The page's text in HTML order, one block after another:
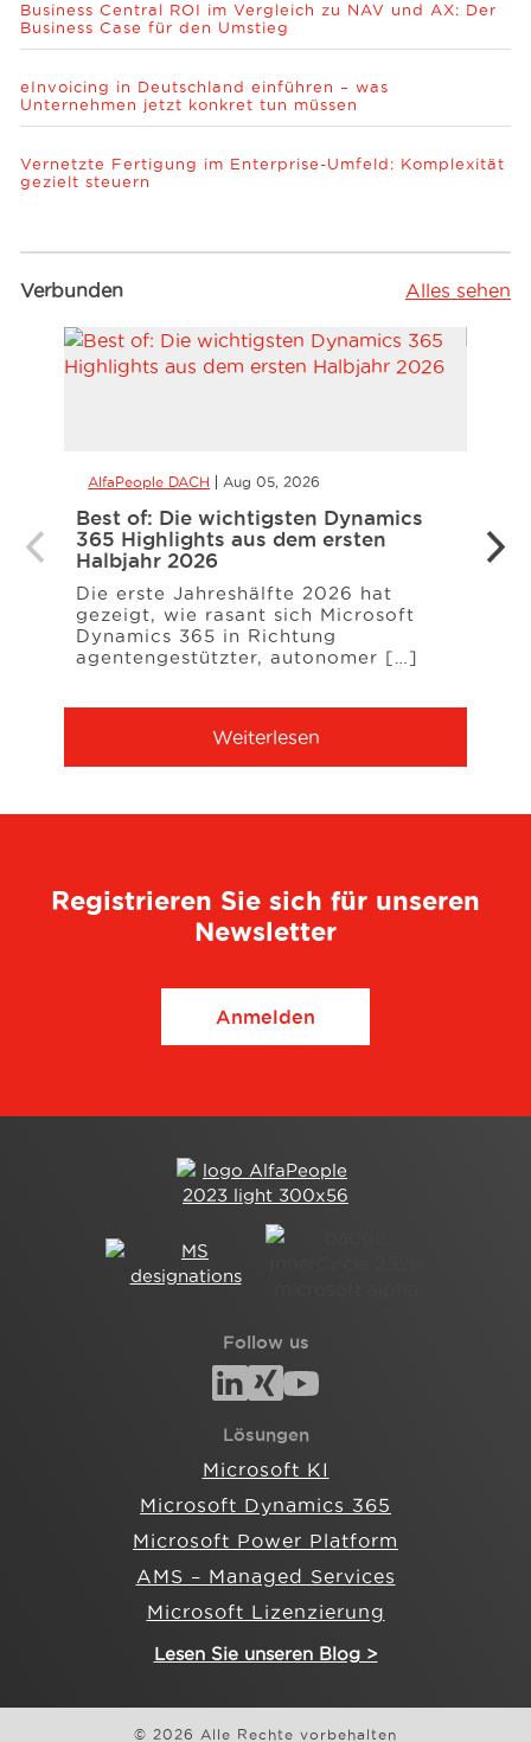
Business Central ROI im Vergleich zu NAV und AX: Der
Business Case für den Umstieg
eInvoicing in Deutschland einführen – was
Unternehmen jetzt konkret tun müssen
Vernetzte Fertigung im Enterprise-Umfeld: Komplexität
gezielt steuern
Verbunden Alles sehen
AlfaPeople DACH Aug 05, 2026
Best of: Die wichtigsten Dynamics
365 Highlights aus dem ersten
Halbjahr 2026
Die erste Jahreshälfte 2026 hat
gezeigt, wie rasant sich Microsoft
Dynamics 365 in Richtung
agentengestützter, autonomer […]
Weiterlesen
Registrieren Sie sich für unseren
Newsletter
Anmelden
Follow us
Lösungen
Microsoft KI
Microsoft Dynamics 365
Microsoft Power Platform
AMS – Managed Services
Microsoft Lizenzierung
Lesen Sie unseren Blog >
© 2026 Alle Rechte vorbehalten